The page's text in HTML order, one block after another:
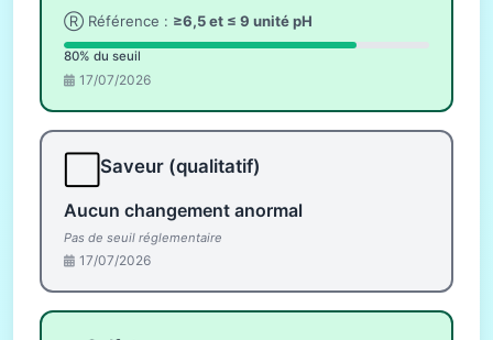
Ⓡ Référence : ≥6,5 et ≤ 9 unité pH
80% du seuil
17/07/2026
Saveur (qualitatif)
Aucun changement anormal
Pas de seuil réglementaire
17/07/2026